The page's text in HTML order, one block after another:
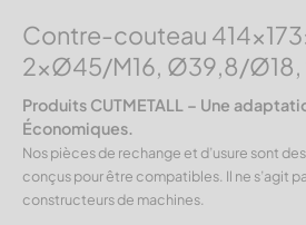
Contre-couteau
2xØ45/M16, Ø39,8/Ø18,
Produits CUTMETALL – Une
Économiques.
Nos pièces de rechange et d’usure sont des
conçus pour être compatibles. Il ne s’agit
constructeurs de machines.